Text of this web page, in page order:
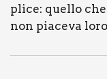
pli­ce: quel­lo
non pia­ce­va